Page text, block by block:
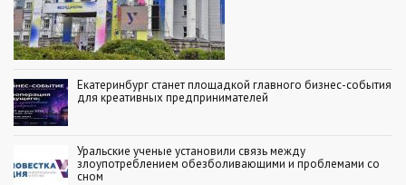
Екатеринбург станет площадкой главного бизнес-события
для креативных предпринимателей
Уральские ученые установили связь между
злоупотреблением обезболивающими и проблемами со
сном